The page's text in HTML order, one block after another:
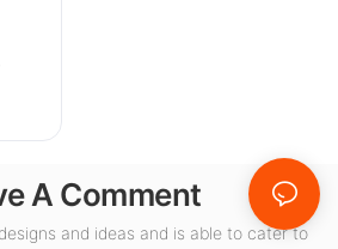
A Comment
and ideas and is able to cater to